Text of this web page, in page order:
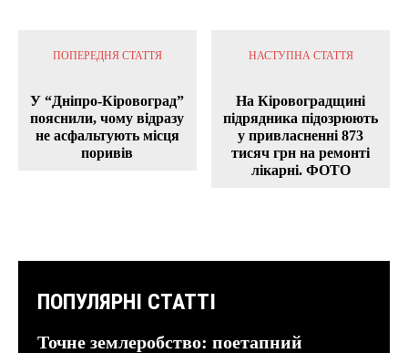
ПОПЕРЕДНЯ СТАТТЯ
У “Дніпро-Кіровоград”
пояснили, чому відразу
не асфальтують місця
поривів
НАСТУПНА СТАТТЯ
На Кіровоградщині
підрядника підозрюють
у привласненні 873
тисяч грн на ремонті
лікарні. ФОТО
ПОПУЛЯРНІ СТАТТІ
Точне землеробство: поетапний